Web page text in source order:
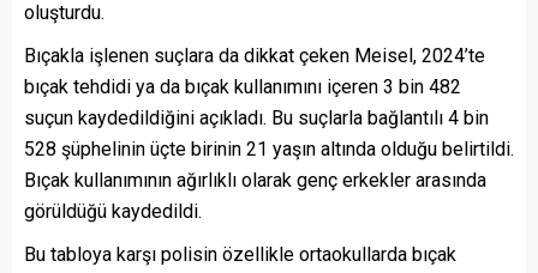
oluşturdu.
Bıçakla işlenen suçlara da dikkat çeken Meisel, 2024’te
bıçak tehdidi ya da bıçak kullanımını içeren 3 bin 482
suçun kaydedildiğini açıkladı. Bu suçlarla bağlantılı 4 bin
528 şüphelinin üçte birinin 21 yaşın altında olduğu belirtildi.
Bıçak kullanımının ağırlıklı olarak genç erkekler arasında
görüldüğü kaydedildi.
Bu tabloya karşı polisin özellikle ortaokullarda bıçak